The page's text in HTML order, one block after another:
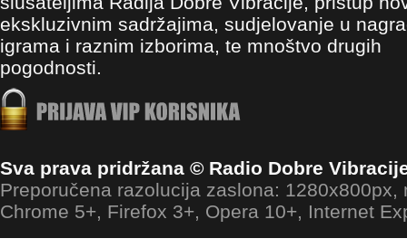
ekskluzivnim sadržajima, sudjelovanje u
igrama i raznim izborima, te mnoštvo drugih
pogodnosti.
Sva prava pridržana © Radio Dobre
Preporučena razolucija zaslona: 1280x800px,
Chrome 5+, Firefox 3+, Opera 10+, Internet